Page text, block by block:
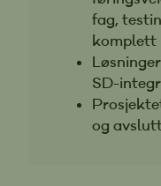
fag,
komplett
SD-
og